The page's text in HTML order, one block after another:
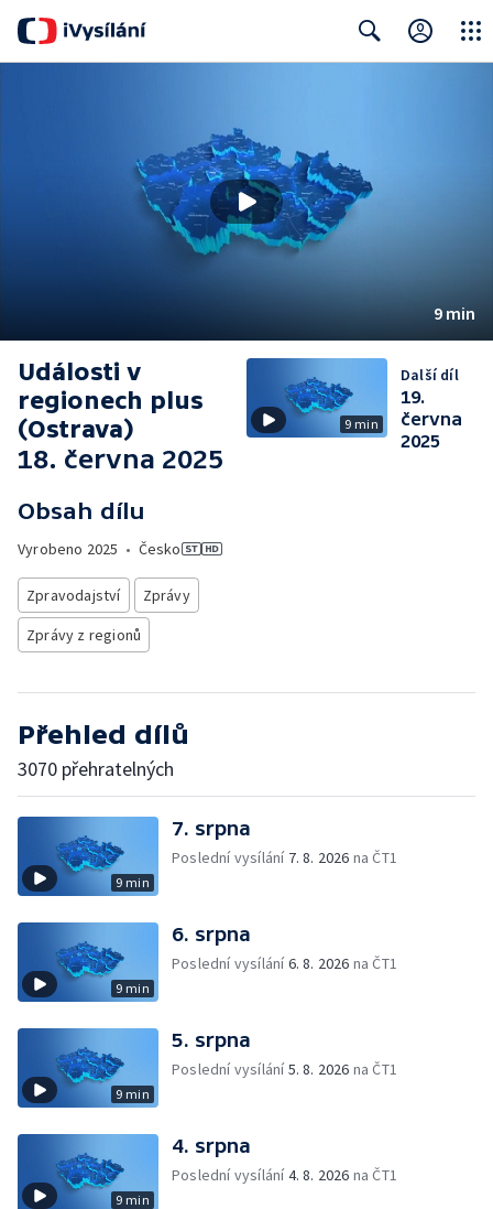
9 min
Události v
regionech plus
(Ostrava)
18. června 2025
Obsah dílu
Vyrobeno 2025 • Česko
Zpravodajství
Zprávy
Zprávy z regionů
9 min
Další díl
19.
června
2025
Přehled dílů
3070 přehratelných
9 min
7. srpna
Poslední vysílání 7. 8. 2026 na ČT1
9 min
6. srpna
Poslední vysílání6. 8. 2026 na ČT1
9 min
5. srpna
Poslední vysílání5. 8. 2026 na ČT1
9 min
4. srpna
Poslední vysílání4. 8. 2026 na ČT1